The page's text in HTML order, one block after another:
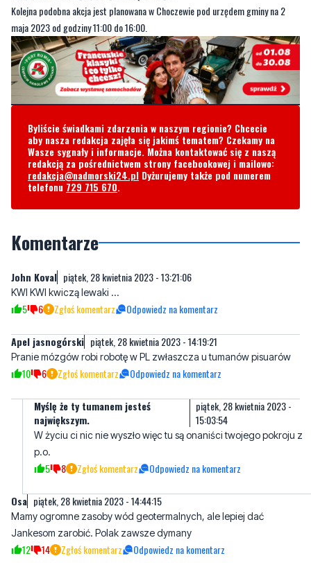
Byliście świadkami zdarzenia w naszym regionie? Chcecie
aby nasza redakcja zajęła się jakimś tematem? Czekamy na
Wasze sygnały i informacje. Można kontaktować się z naszą
redakcja@nadmorski24.plDyżurujemy także pod numerem
telefonu729 715 670.
Komentarze
KWI KWI kwiczą lewaki ...
Apel jasnogórski piątek, 28 kwietnia 2023 - 14:19:21
Pranie mózgów robi robotę w PL zwłaszcza u tumanów pisuarów
Myślę że ty tumanem jesteś
największym.
piątek, 28 kwietnia 2023 -
15:03:54
p.o.
5 8 Zgłoś komentarz Odpowiedz na komentarz
piątek, 28 kwietnia 2023 - 14:44:15
Mamy ogromne zasoby wód geotermalnych, ale lepiej dać
12 14 Zgłoś komentarz Odpowiedz na komentarz
Rafał piątek, 28 kwietnia 2023 - 15:37:27
Wody geotermalne w Polsce nadają się do ogrzewania domów,